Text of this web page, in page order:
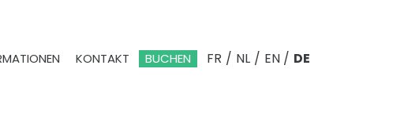
FR / NL / EN / DE
KONTAKT BUCHEN